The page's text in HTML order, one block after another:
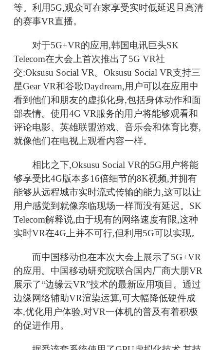
等。利用5G,观众可在家享受实时低延迟且高清
的赛事VR直播。
对于5G+VR的应用,韩国电讯巨头SK
Telecom在大会上首次推出了5G VR社
交:Oksusu Social VR。Oksusu Social VR支持三
星Gear VR和谷歌Daydream,用户可以在应用中
看到他们和朋友的虚拟化身,包括身体动作和面
部表情。使用4G VR服务的用户将能够观看和
评论电影、英雄联盟游戏、音乐会和体育比赛,
就像他们在电视上观看内容一样。
相比之下,Oksusu Social VR的5G用户将能
够享受比4G版本多16倍细节的8K视频,并拥有
能够从远程城市实时流式传输的能力,这可以让
用户感觉到就像亲临现场一样而没有延迟。SK
Telecom解释说,由于现有的网络速度有限,这种
实时VR在4G上并不可行,但利用5G可以实现。
而中国移动也在本次大会上展示了5G+VR
的应用。中国移动研究院联合国内厂商大朋VR
展示了“边缘云VR”技术的最新应用项目。通过
边缘网络辅助VR渲染运算,可大幅降低硬件成
本,优化用户体验,对VR一体机的普及有着积极
的促进作用。